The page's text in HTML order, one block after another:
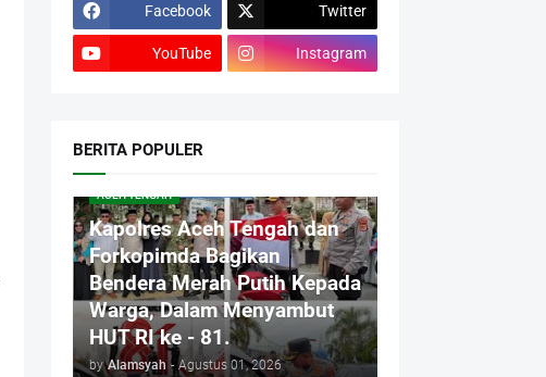
Facebook Twitter
YouTube Instagram
BERITA POPULER
ACEH TENGAH
Kapolres Aceh Tengah dan
Forkopimda Bagikan
Bendera Merah Putih Kepada
Warga, Dalam Menyambut
HUT RI ke - 81.
by Alamsyah - Agustus 01, 2026